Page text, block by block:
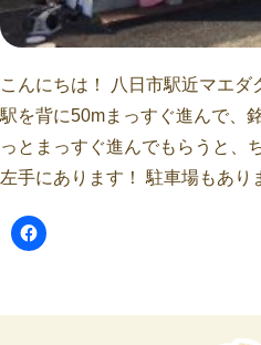
こんにちは！ 八日市駅近マエダ
駅を背に50mまっすぐ進んで、
っとまっすぐ進んでもらうと、
左手にあります！ 駐車場もあ